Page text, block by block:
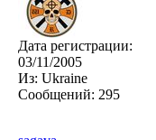
Дата регистрации:
03/11/2005
Из: Ukraine
Сообщений: 295